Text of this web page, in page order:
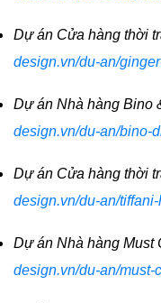
Dự án Cửa hàng thời
design.vn/du-an/
Dự án Nhà hàng Bino
design.vn/du-an/bino-
Dự án Cửa hàng thời
design.vn/du-an/
Dự án Nhà hàng Must
design.vn/du-an/must-